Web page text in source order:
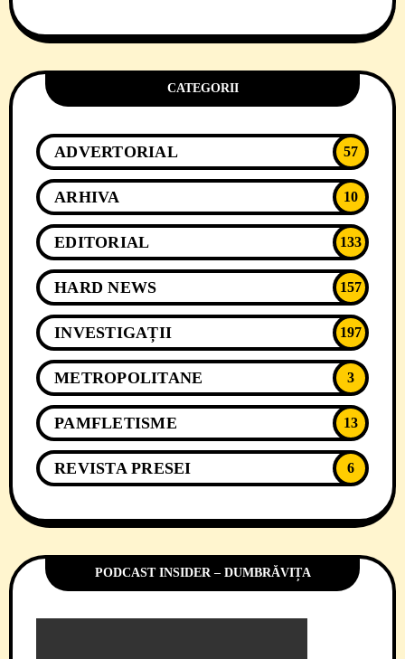
CATEGORII
ADVERTORIAL 57
ARHIVA 10
EDITORIAL 133
HARD NEWS 157
INVESTIGAȚII 197
METROPOLITANE 3
PAMFLETISME 13
REVISTA PRESEI 6
PODCAST INSIDER – DUMBRĂVIȚA